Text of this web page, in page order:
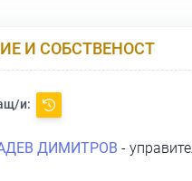
И СОБСТВЕНОСТ
и:
ДИМИТРОВ -